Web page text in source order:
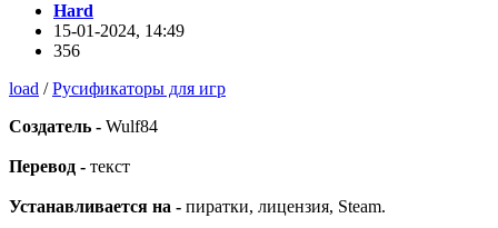
Hard
15-01-2024, 14:49
356
load /Русификаторы для игр
Создатель - Wulf84
Перевод - текст
Устанавливается на - пиратки, лицензия, Steam.